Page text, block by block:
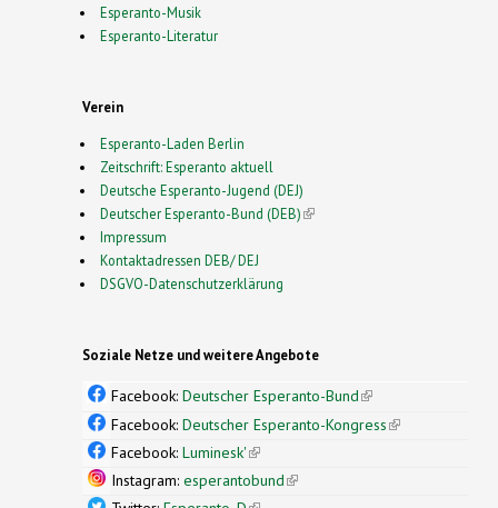
Esperanto-Musik
Esperanto-Literatur
Verein
Esperanto-Laden Berlin
Zeitschrift: Esperanto aktuell
Deutsche Esperanto-Jugend (DEJ)
Deutscher Esperanto-Bund (DEB)(link is external)
Impressum
Kontaktadressen DEB/ DEJ
DSGVO-Datenschutzerklärung
Soziale Netze und weitere Angebote
Facebook: Deutscher Esperanto-Bund(link is
external)
Facebook: Deutscher Esperanto-Kongress(link is
Facebook: Luminesk'(link is external)
Instagram: esperantobund(link is external)